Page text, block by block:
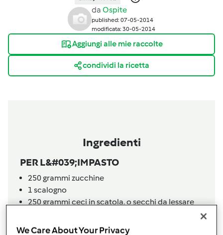
da Ospite
published: 07-05-2014
modificata: 30-05-2014
Aggiungi alle mie raccolte
condividi la ricetta
Ingredienti
PER L&#039;IMPASTO
250grammi zucchine
1 scalogno
250grammi ceci in scatola,o secchi da lessare
3cucchiai farina,
senza glutine
We Care About Your Privacy